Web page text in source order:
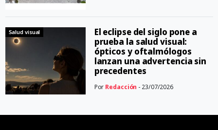
Salud visual
El eclipse del siglo pone a
prueba la salud visual:
ópticos y oftalmólogos
lanzan una advertencia sin
precedentes
Por Redacción - 23/07/2026